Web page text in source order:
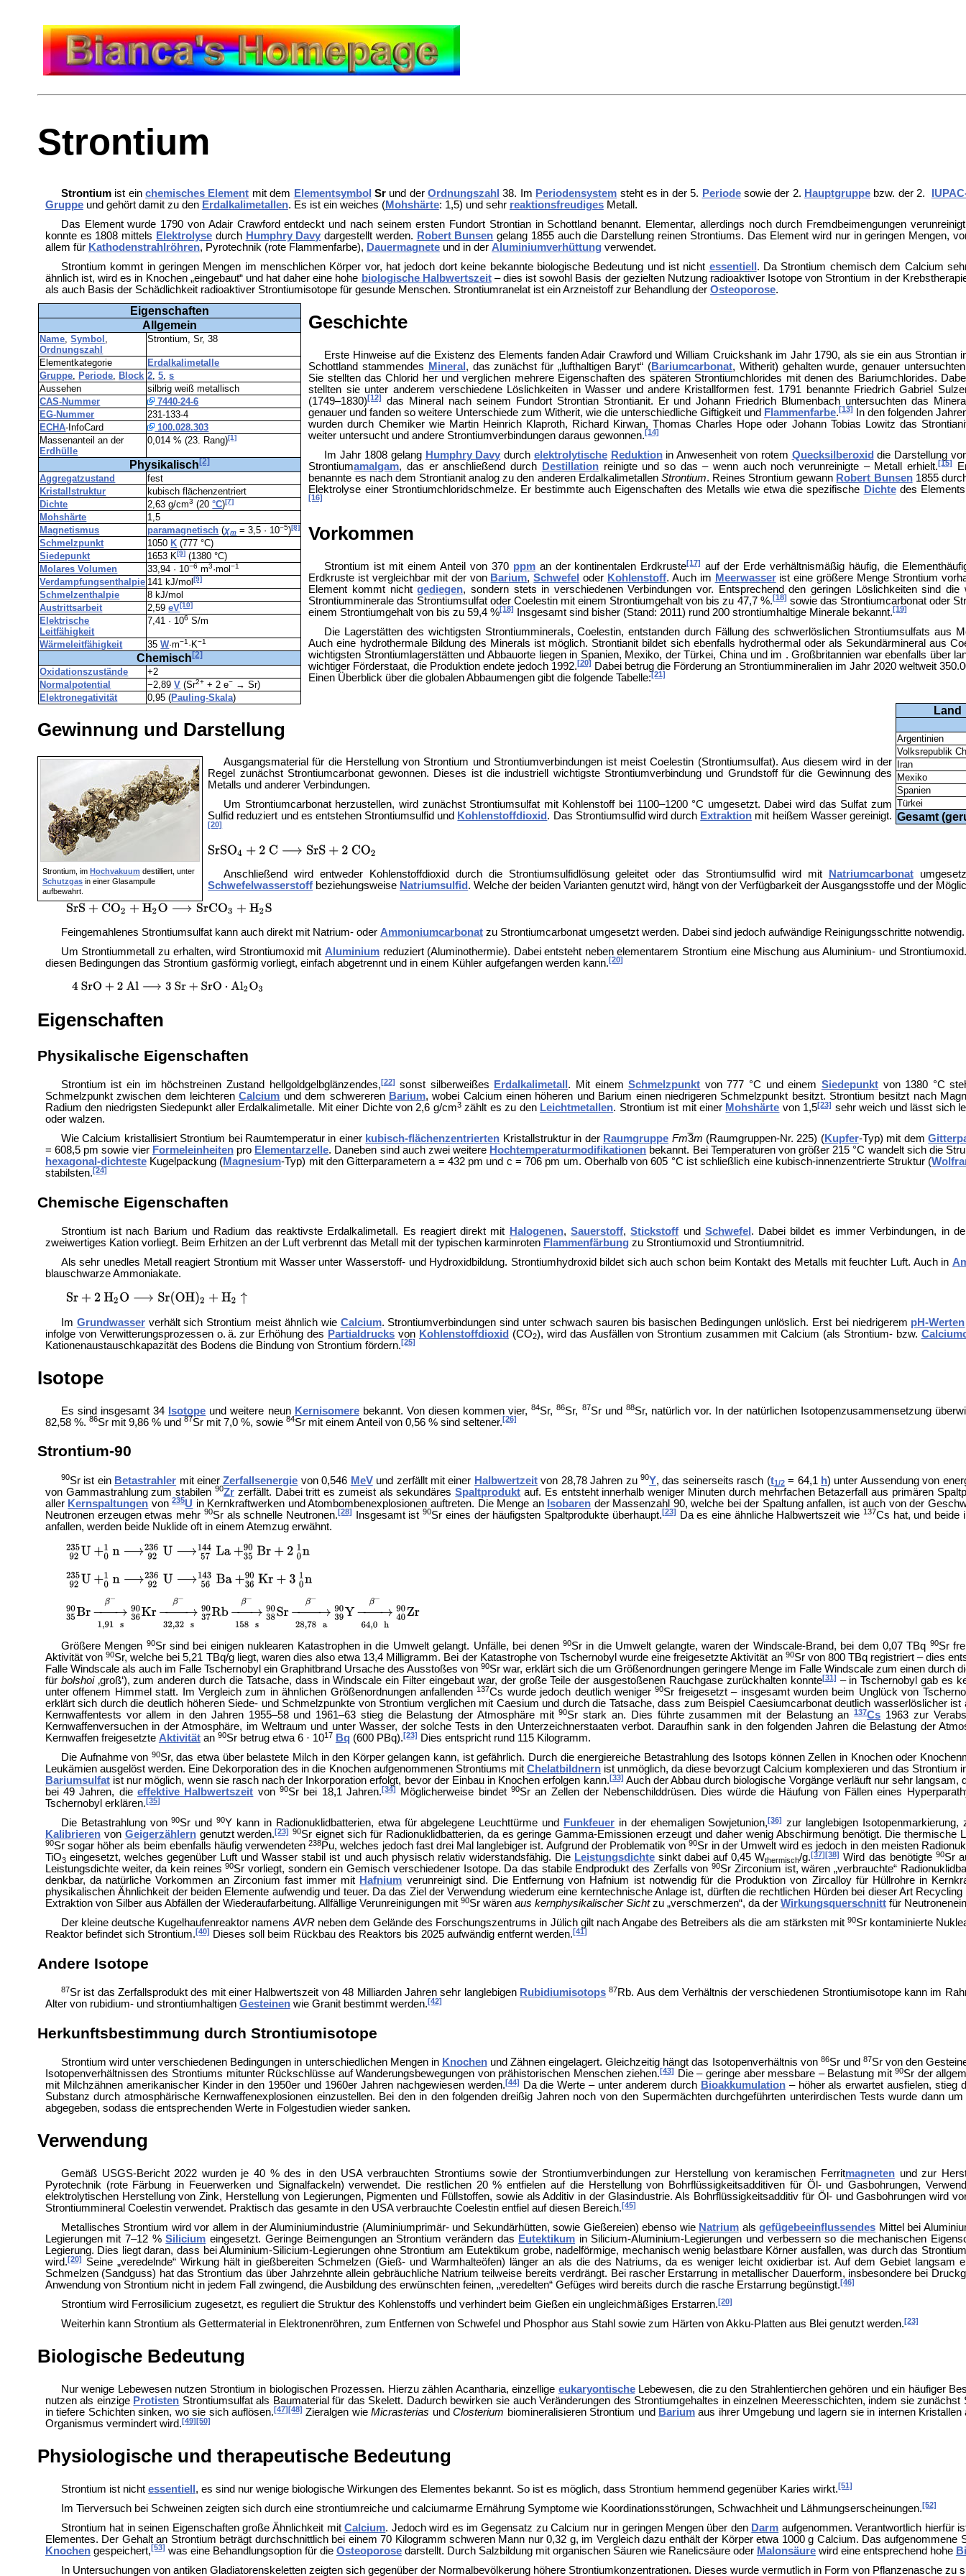
Strontium
Strontiumist einchemisches Element mit dem Elementsymbol Srund derOrdnungszahl 38. Im Periodensystem steht es in der 5. Periodesowie der 2. Hauptgruppe bzw. der 2.
Gruppeund gehört damit zu den Erdalkalimetallen. Es ist ein weiches (Mohshärte: 1,5) und sehr reaktionsfreudigesMetall.
Das Element wurde 1790 von Adair Crawford entdeckt und nach seinem ersten Fundort Strontian in Schottland benannt. Elementar, allerdings noch durch Fremdbeimengungen
konnte es 1808 mittels Elektrolysedurch Humphry Davy dargestellt werden. Robert Bunsen gelang 1855 auch die Darstellung reinen Strontiums. Das Element wird nur in geringen Mengen,
allem für Kathodenstrahlröhren, Pyrotechnik (rote Flammenfarbe), Dauermagneteund in der Aluminiumverhüttungverwendet.
Strontium kommt in geringen Mengen im menschlichen Körper vor, hat jedoch dort keine bekannte biologische Bedeutung und ist nicht essentiell . Da Strontium chemisch dem Calcium
ähnlich ist, wird es in Knochen „eingebaut“ und hat daher eine hohe biologische Halbwertszeit– dies ist sowohl Basis der gezielten Nutzung radioaktiver Isotope von Strontium in der
als auch Basis der Schädlichkeit radioaktiver Strontiumisotope für gesunde Menschen. Strontiumranelat ist ein Arzneistoff zur Behandlung der Osteoporose.
Eigenschaften
Allgemein
Name ,Symbol
Ordnungszahl
Strontium, Sr, 38
Elementkategorie
Erdalkalimetalle
Gruppe
Periode Block 2 ,5 ,s
Aussehen
silbrig weiß metallisch
CAS-Nummer
7440-24-6
EG-Nummer
231-133-4
ECHA-InfoCard
100.028.303
Massenanteil an der
Erdhülle
0,014 % (23. Rang)[1]
Physikalisch[2]
Aggregatzustand
fest
Kristallstruktur
kubisch flächenzentriert
Dichte
2,63 g/cm3 (20°C)[7]
Mohshärte
1,5
Magnetismus
paramagnetisch (χm = 3,5 · 10−5)[8]
Schmelzpunkt 1050 K (777 °C)
Siedepunkt
1653 K[9] (1380 °C)
Molares Volumen
33,94 · 10−6 m3·mol−1
Verdampfungsenthalpie 141 kJ/mol[9]
Schmelzenthalpie
8 kJ/mol
Austrittsarbeit
2,59eV[10]
Elektrische
Leitfähigkeit
7,41 · 106 S/m
Wärmeleitfähigkeit 35W·m−1 ·K−1
Chemisch[2]
Oxidationszustände
+2
Normalpotential
−2,89V (Sr2+ + 2 e− → Sr)
Elektronegativität
0,95 (Pauling-Skala)
Geschichte
Erste Hinweise auf die Existenz des Elements fanden Adair Crawford und William Cruickshank im Jahr 1790, als sie ein aus Strontian
Schottland stammendes
Mineral , das zunächst für „lufthaltigen Baryt“ (Bariumcarbonat, Witherit) gehalten wurde, genauer
Sie stellten das Chlorid her und verglichen mehrere Eigenschaften des späteren Strontiumchlorides mit denen des Bariumchlorides.
stellten sie unter anderem verschiedene Löslichkeiten in Wasser und andere Kristallformen fest. 1791 benannte Friedrich Gabriel
(1749–1830)[12] das Mineral nach seinem Fundort Strontian Strontianit. Er und Johann Friedrich Blumenbach untersuchten das
genauer und fanden so weitere Unterschiede zum Witherit, wie die unterschiedliche Giftigkeit und Flammenfarbe. [13]
In den folgenden
wurden durch Chemiker wie Martin Heinrich Klaproth, Richard Kirwan,Thomas Charles Hope oder Johann Tobias Lowitz das
weiter untersucht und andere Strontiumverbindungen daraus gewonnen.[14]
Im Jahr 1808 gelang Humphry Davy durch elektrolytische Reduktionin Anwesenheit von rotem Quecksilberoxid die Darstellung
Strontiumamalgam, das er anschließend durch Destillationreinigte und so das – wenn auch noch verunreinigte – Metall erhielt.[15]
benannte es nach dem Strontianit analog zu den anderen Erdalkalimetallen Strontium. Reines Strontium gewann Robert Bunsen1855
Elektrolyse einer Strontiumchloridschmelze. Er bestimmte auch Eigenschaften des Metalls wie etwa die spezifische Dichtedes
[16]
Vorkommen
Strontium ist mit einem Anteil von 370 ppman der kontinentalen Erdkruste[17] auf der Erde verhältnismäßig häufig, die
Erdkruste ist vergleichbar mit der von Barium,Schwefel oder Kohlenstoff. Auch im Meerwasserist eine größere Menge Strontium
Element kommt nichtgediegen, sondern stets in verschiedenen Verbindungen vor. Entsprechend den geringen Löslichkeiten sind die
Strontiumminerale das Strontiumsulfat oderCoelestin mit einem Strontiumgehalt von bis zu 47,7 %.[18] sowie das Strontiumcarbonat oder
einem Strontiumgehalt von bis zu 59,4 %[18] Insgesamt sind bisher (Stand: 2011) rund 200 strontiumhaltige Minerale bekannt.[19]
Die Lagerstätten des wichtigsten Strontiumminerals, Coelestin, entstanden durch Fällung des schwerlöslichen Strontiumsulfats aus
Auch eine hydrothermale Bildung des Minerals ist möglich. Strontianit bildet sich ebenfalls hydrothermal oder als Sekundärmineral aus
wichtigsten Strontiumlagerstätten und Abbauorte liegen in Spanien, Mexiko, der Türkei, China und im . Großbritannien war ebenfalls über
wichtiger Förderstaat, die Produktion endete jedoch 1992.[20] Dabei betrug die Förderung an Strontiummineralien im Jahr 2020 weltweit
Einen Überblick über die globalen Abbaumengen gibt die folgende Tabelle:[21]
Land
Argentinien
Volksrepublik
Iran
Mexiko
Spanien
Türkei
Gesamt
Gewinnung und Darstellung
Strontium, im Hochvakuum destilliert, unter
Schutzgasin einer Glasampulle
aufbewahrt.
Ausgangsmaterial für die Herstellung von Strontium und Strontiumverbindungen ist meist Coelestin (Strontiumsulfat). Aus diesem wird in der
Regel zunächst Strontiumcarbonat gewonnen. Dieses ist die industriell wichtigste Strontiumverbindung und Grundstoff für die Gewinnung des
Metalls und anderer Verbindungen.
Um Strontiumcarbonat herzustellen, wird zunächst Strontiumsulfat mit Kohlenstoff bei 1100–1200 °C umgesetzt. Dabei wird das Sulfat zum
Sulfid reduziert und es entstehen Strontiumsulfid und Kohlenstoffdioxid . Das Strontiumsulfid wird durch Extraktion mit heißem Wasser gereinigt.
[20]
Anschließend wird entweder Kohlenstoffdioxid durch die Strontiumsulfidlösung geleitet oder das Strontiumsulfid wird mit Natriumcarbonat
Schwefelwasserstoff beziehungsweise Natriumsulfid . Welche der beiden Varianten genutzt wird, hängt von der Verfügbarkeit der Ausgangsstoffe und der
Feingemahlenes Strontiumsulfat kann auch direkt mit Natrium- oder Ammoniumcarbonatzu Strontiumcarbonat umgesetzt werden. Dabei sind jedoch aufwändige Reinigungsschritte notwendig.
Um Strontiummetall zu erhalten, wird Strontiumoxid mit Aluminiumreduziert (Aluminothermie). Dabei entsteht neben elementarem Strontium eine Mischung aus Aluminium- und
diesen Bedingungen das Strontium gasförmig vorliegt, einfach abgetrennt und in einem Kühler aufgefangen werden kann. [20]
Eigenschaften
Physikalische Eigenschaften
Strontium ist ein im höchstreinen Zustand hellgoldgelbglänzendes,[22] sonst silberweißes Erdalkalimetall . Mit einemSchmelzpunkt von 777 °C und einem Siedepunktvon 1380 °C
Schmelzpunkt zwischen dem leichterenCalcium und dem schwereren Barium, wobei Calcium einen höheren und Barium einen niedrigeren Schmelzpunkt besitzt. Strontium besitzt nach
Radium den niedrigsten Siedepunkt aller Erdalkalimetalle. Mit einer Dichte von 2,6 g/cm3zählt es zu den Leichtmetallen. Strontium ist mit einer Mohshärte von 1,5[23] sehr weich und lässt sich
oder walzen.
Wie Calcium kristallisiert Strontium bei Raumtemperatur in einer kubisch-flächenzentrierten Kristallstruktur in der Raumgruppe Fm3m (Raumgruppen-Nr. 225) (Kupfer-Typ) mit dem
= 608,5 pm sowie vier Formeleinheitenpro Elementarzelle. Daneben sind auch zwei weitere Hochtemperaturmodifikationen bekannt. Bei Temperaturen von größer 215 °C wandelt sich die
hexagonal-dichtesteKugelpackung (Magnesium-Typ) mit den Gitterparametern a = 432 pm und c = 706 pm um. Oberhalb von 605 °C ist schließlich eine kubisch-innenzentrierte Struktur (
stabilsten.[24]
Chemische Eigenschaften
Strontium ist nach Barium und Radium das reaktivste Erdalkalimetall. Es reagiert direkt mit Halogenen,Sauerstoff,Stickstoff und Schwefel . Dabei bildet es immer Verbindungen, in
zweiwertiges Kation vorliegt. Beim Erhitzen an der Luft verbrennt das Metall mit der typischen karminroten Flammenfärbungzu Strontiumoxid und Strontiumnitrid.
Als sehr unedles Metall reagiert Strontium mit Wasser unter Wasserstoff- und Hydroxidbildung. Strontiumhydroxid bildet sich auch schon beim Kontakt des Metalls mit feuchter Luft. Auch in
blauschwarzeAmmoniakate.
Im Grundwasserverhält sich Strontium meist ähnlich wie Calcium. Strontiumverbindungen sind unter schwach sauren bis basischen Bedingungen unlöslich. Erst bei niedrigerem pH-Werten
infolge von Verwitterungsprozessen o. ä. zur Erhöhung des Partialdrucks von Kohlenstoffdioxid (CO2), wird das Ausfällen von Strontium zusammen mit Calcium (als Strontium- bzw.
Kationenaustauschkapazität des Bodens die Bindung von Strontium fördern. [25]
Isotope
Es sind insgesamt 34 Isotope und weitere neun Kernisomerebekannt. Von diesen kommen vier,84Sr,86Sr, 87Sr und 88Sr, natürlich vor. In der natürlichen Isotopenzusammensetzung
82,58 %. 86Sr mit 9,86 % und 87Sr mit 7,0 %, sowie 84Sr mit einem Anteil von 0,56 % sind seltener.[26]
Strontium-90
90Sr ist ein Betastrahler mit einerZerfallsenergie von 0,546 MeVund zerfällt mit einer Halbwertzeitvon 28,78 Jahren zu 90Y, das seinerseits rasch (t1/2= 64,1 h) unter Aussendung von
von Gammastrahlung zum stabilen90Zr zerfällt. Dabei tritt es zumeist als sekundäresSpaltprodukt auf. Es entsteht innerhalb weniger Minuten durch mehrfachen Betazerfall aus primären
aller Kernspaltungen von235U in Kernkraftwerken undAtombombenexplosionen auftreten. Die Menge an Isobaren der Massenzahl 90, welche bei der Spaltung anfallen, ist auch von der
Neutronen erzeugen etwas mehr 90Sr als schnelle Neutronen.[28] Insgesamt ist90Sr eines der häufigsten Spaltprodukte überhaupt.[23] Da es eine ähnliche Halbwertszeit wie 137Cs hat, und beide
anfallen, werden beide Nuklide oft in einem Atemzug erwähnt.
Größere Mengen 90Sr sind bei einigen nuklearen Katastrophen in die Umwelt gelangt. Unfälle, bei denen 90Sr in die Umwelt gelangte, waren der Windscale-Brand, bei dem 0,07 TBq 90Sr
Aktivität von90Sr, welche bei 5,21 TBq/g liegt, waren dies also etwa 13,4 Milligramm. Bei der Katastrophe von Tschernobyl wurde eine freigesetzte Aktivität an 90Sr von 800 TBq registriert – dies
Falle Windscale als auch im Falle Tschernobyl ein Graphitbrand Ursache des Ausstoßes von 90Sr war, erklärt sich die um Größenordnungen geringere Menge im Falle Windscale zum einen durch
für bolshoi ‚groß‘), zum anderen durch die Tatsache, dass in Windscale ein Filter eingebaut war, der große Teile der ausgestoßenen Rauchgase zurückhalten konnte[31] – in Tschernobyl gab es
unter offenem Himmel statt. Im Vergleich zum in ähnlichen Größenordnungen anfallenden137Cs wurde jedoch deutlich weniger90Sr freigesetzt – insgesamt wurden beim Unglück von
erklärt sich durch die deutlich höheren Siede- und Schmelzpunkte von Strontium verglichen mit Caesium und durch die Tatsache, dass zum Beispiel Caesiumcarbonat deutlich wasserlöslicher
Kernwaffentests vor allem in den Jahren 1955–58 und 1961–63 stieg die Belastung der Atmosphäre mit90Sr stark an. Dies führte zusammen mit der Belastung an137Cs 1963 zur
Kernwaffenversuchen in der Atmosphäre, im Weltraum und unter Wasser, der solche Tests in den Unterzeichnerstaaten verbot. Daraufhin sank in den folgenden Jahren die Belastung der
Kernwaffen freigesetzte Aktivitätan 90Sr betrug etwa 6 · 1017 Bq(600 PBq).[23] Dies entspricht rund 115 Kilogramm.
Die Aufnahme von 90Sr, das etwa über belastete Milch in den Körper gelangen kann, ist gefährlich. Durch die energiereiche Betastrahlung des Isotops können Zellen in Knochen oder
Leukämien ausgelöst werden. Eine Dekorporation des in die Knochen aufgenommenen Strontiums mit Chelatbildnernist unmöglich, da diese bevorzugt Calcium komplexieren und das Strontium
Bariumsulfatist nur möglich, wenn sie rasch nach der Inkorporation erfolgt, bevor der Einbau in Knochen erfolgen kann.[33] Auch der Abbau durch biologische Vorgänge verläuft nur sehr langsam,
bei 49 Jahren, dieeffektive Halbwertszeit von90Sr bei 18,1 Jahren.[34] Möglicherweise bindet 90Sr an Zellen der Nebenschilddrüsen. Dies würde die Häufung von Fällen eines
Tschernobyl erklären.[35]
Die Betastrahlung von90Sr und90Y kann in Radionuklidbatterien, etwa für abgelegene Leuchttürme und Funkfeuerin der ehemaligen Sowjetunion,[36] zur langlebigen
Kalibrierenvon Geigerzählerngenutzt werden.[23] 90Sr eignet sich für Radionuklidbatterien, da es geringe Gamma-Emissionen erzeugt und daher wenig Abschirmung benötigt. Die
90Sr sogar höher als beim ebenfalls häufig verwendeten238Pu, welches jedoch fast drei Mal langlebiger ist. Aufgrund der Problematik von90Sr in der Umweltwird es jedoch in den meisten
TiO3eingesetzt, welches gegenüber Luft und Wasser stabil ist und auch physisch relativ widerstandsfähig. Die Leistungsdichte sinkt dabei auf 0,45 Wthermisch/g.[37][38] Wird das benötigte 90Sr
Leistungsdichte weiter, da kein reines90Sr vorliegt, sondern ein Gemisch verschiedener Isotope. Da das stabile Endprodukt des Zerfalls von90Sr Zirconium ist, wären „verbrauchte“
denkbar, da natürliche Vorkommen an Zirconium fast immer mit Hafnium verunreinigt sind. Die Entfernung von Hafnium ist notwendig für die Produktion von Zircalloy für Hüllrohre in
physikalischen Ähnlichkeit der beiden Elemente aufwendig und teuer. Da das Ziel der Verwendung wiederum eine kerntechnische Anlage ist, dürften die rechtlichen Hürden bei dieser Art
Extraktion von Silber aus Abfällen der Wiederaufarbeitung. Allfällige Verunreinigungen mit 90Sr wären aus kernphysikalischer Sichtzu „verschmerzen“, da der Wirkungsquerschnittfür
Der kleine deutsche Kugelhaufenreaktor namensAVRneben dem Gelände des Forschungszentrums in Jülich gilt nach Angabe des Betreibers als die am stärksten mit90Sr kontaminierte
Reaktor befindet sich Strontium.[40] Dieses soll beim Rückbau des Reaktors bis 2025 aufwändig entfernt werden.[41]
Andere Isotope
87Sr ist das Zerfallsprodukt des mit einer Halbwertszeit von 48 Milliarden Jahren sehr langlebigen Rubidiumisotops 87Rb. Aus dem Verhältnis der verschiedenen Strontiumisotope kann im
Alter von rubidium- und strontiumhaltigen Gesteinenwie Granit bestimmt werden.[42]
Herkunftsbestimmung durch Strontiumisotope
Strontium wird unter verschiedenen Bedingungen in unterschiedlichen Mengen in KnochenundZähnen eingelagert. Gleichzeitig hängt das Isotopenverhältnis von 86Sr und 87Sr von den
Isotopenverhältnissen des Strontiums mitunter Rückschlüsse auf Wanderungsbewegungen von prähistorischen Menschen ziehen.[43] Die – geringe aber messbare – Belastung mit90Sr der
mit Milchzähnen amerikanischer Kinder in den 1950er und 1960er Jahren nachgewiesen werden.[44] Da die Werte – unter anderem durch Bioakkumulation– höher als erwartet ausfielen, stieg
Substanz durch atmosphärische Kernwaffenexplosionen einzustellen. Bei den in den folgenden dreißig Jahren noch von den Supermächten durchgeführten unterirdischen Tests wurde dann
abgegeben, sodass die entsprechenden Werte in Folgestudien wieder sanken.
Verwendung
Gemäß USGS-Bericht 2022 wurden je 40 % des in den USA verbrauchten Strontiums sowie der Strontiumverbindungen zur Herstellung von keramischen Ferritmagnetenund zur
Pyrotechnik (rote Färbung in Feuerwerken und Signalfackeln) verwendet. Die restlichen 20 % entfielen auf die Herstellung von Bohrflüssigkeitsadditiven für Öl- und Gasbohrungen,
elektrolytischen Herstellung von Zink, Herstellung von Legierungen, Pigmenten und Füllstoffen, sowie als Additiv in der Glasindustrie. Als Bohrflüssigkeitsadditiv für Öl- und Gasbohrungen wird
Strontiummineral Coelestin verwendet. Praktisch das gesamte in den USA verbrauchte Coelestin entfiel auf diesen Bereich.[45]
Metallisches Strontium wird vor allem in der Aluminiumindustrie (Aluminiumprimär- und Sekundärhütten, sowie Gießereien) ebenso wie Natrium alsgefügebeeinflussendes Mittel bei
Legierungen mit 7–12 %Silicium eingesetzt. Geringe Beimengungen an Strontium verändern das Eutektikum in Silicium-Aluminium-Legierungen und verbessern so die mechanischen
Legierung. Dies liegt daran, dass bei Aluminium-Silicium-Legierungen ohne Strontium am Eutektikum grobe, nadelförmige, mechanisch wenig belastbare Körner ausfallen, was durch das
wird.[20]
Seine „veredelnde“ Wirkung hält in gießbereiten Schmelzen (Gieß- und Warmhalteöfen) länger an als die des Natriums, da es weniger leicht oxidierbar ist. Auf dem Gebiet langsam
Schmelzen (Sandguss) hat das Strontium das über Jahrzehnte allein gebräuchliche Natrium teilweise bereits verdrängt. Bei rascher Erstarrung in metallischer Dauerform, insbesondere bei
Anwendung von Strontium nicht in jedem Fall zwingend, die Ausbildung des erwünschten feinen, „veredelten“ Gefüges wird bereits durch die rasche Erstarrung begünstigt.[46]
Strontium wird Ferrosilicium zugesetzt, es reguliert die Struktur des Kohlenstoffs und verhindert beim Gießen ein ungleichmäßiges Erstarren.[20]
Weiterhin kann Strontium als Gettermaterial in Elektronenröhren, zum Entfernen von Schwefel und Phosphor aus Stahl sowie zum Härten von Akku-Platten aus Blei genutzt werden.[23]
Biologische Bedeutung
Nur wenige Lebewesen nutzen Strontium in biologischen Prozessen. Hierzu zählen Acantharia, einzellige eukaryontischeLebewesen, die zu den Strahlentierchen gehören und ein häufiger
nutzen als einzige Protisten Strontiumsulfat als Baumaterial für das Skelett. Dadurch bewirken sie auch Veränderungen des Strontiumgehaltes in einzelnen Meeresschichten, indem sie
in tiefere Schichten sinken, wo sie sich auflösen.[47][48] Zieralgen wieMicrasterias undClosterium biomineralisieren Strontium und Barium aus ihrer Umgebung und lagern sie in internen
Organismus vermindert wird.[49][50]
Physiologische und therapeutische Bedeutung
Strontium ist nicht essentiell , es sind nur wenige biologische Wirkungen des Elementes bekannt. So ist es möglich, dass Strontium hemmend gegenüber Karies wirkt. [51]
Im Tierversuch bei Schweinen zeigten sich durch eine strontiumreiche und calciumarme Ernährung Symptome wie Koordinationsstörungen, Schwachheit und Lähmungserscheinungen. [52]
Strontium hat in seinen Eigenschaften große Ähnlichkeit mitCalcium. Jedoch wird es im Gegensatz zu Calcium nur in geringen Mengen über den Darm aufgenommen. Verantwortlich hierfür
Elementes. Der Gehalt an Strontium beträgt durchschnittlich bei einem 70 Kilogramm schweren Mann nur 0,32 g, im Vergleich dazu enthält der Körper etwa 1000 g Calcium. Das
Knochengespeichert, [53] was eine Behandlungsoption für die Osteoporosedarstellt. Durch Salzbildung mit organischen Säuren wie Ranelicsäure oder Malonsäurewird eine entsprechend hohe
In Untersuchungen von antiken Gladiatorenskeletten zeigten sich gegenüber der Normalbevölkerung höhere Strontiumkonzentrationen. Dieses wurde vermutlich in Form von Pflanzenasche zu